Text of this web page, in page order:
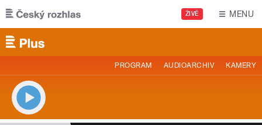
Přejít k hlavnímu obsahu
ŽIVĚ MENU
PROGRAM AUDIOARCHIV KAMERY